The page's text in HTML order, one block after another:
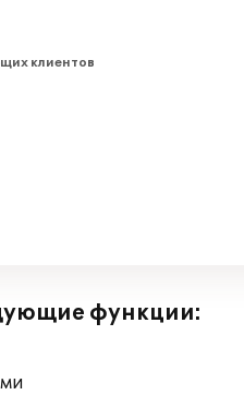
клиентов
функции: